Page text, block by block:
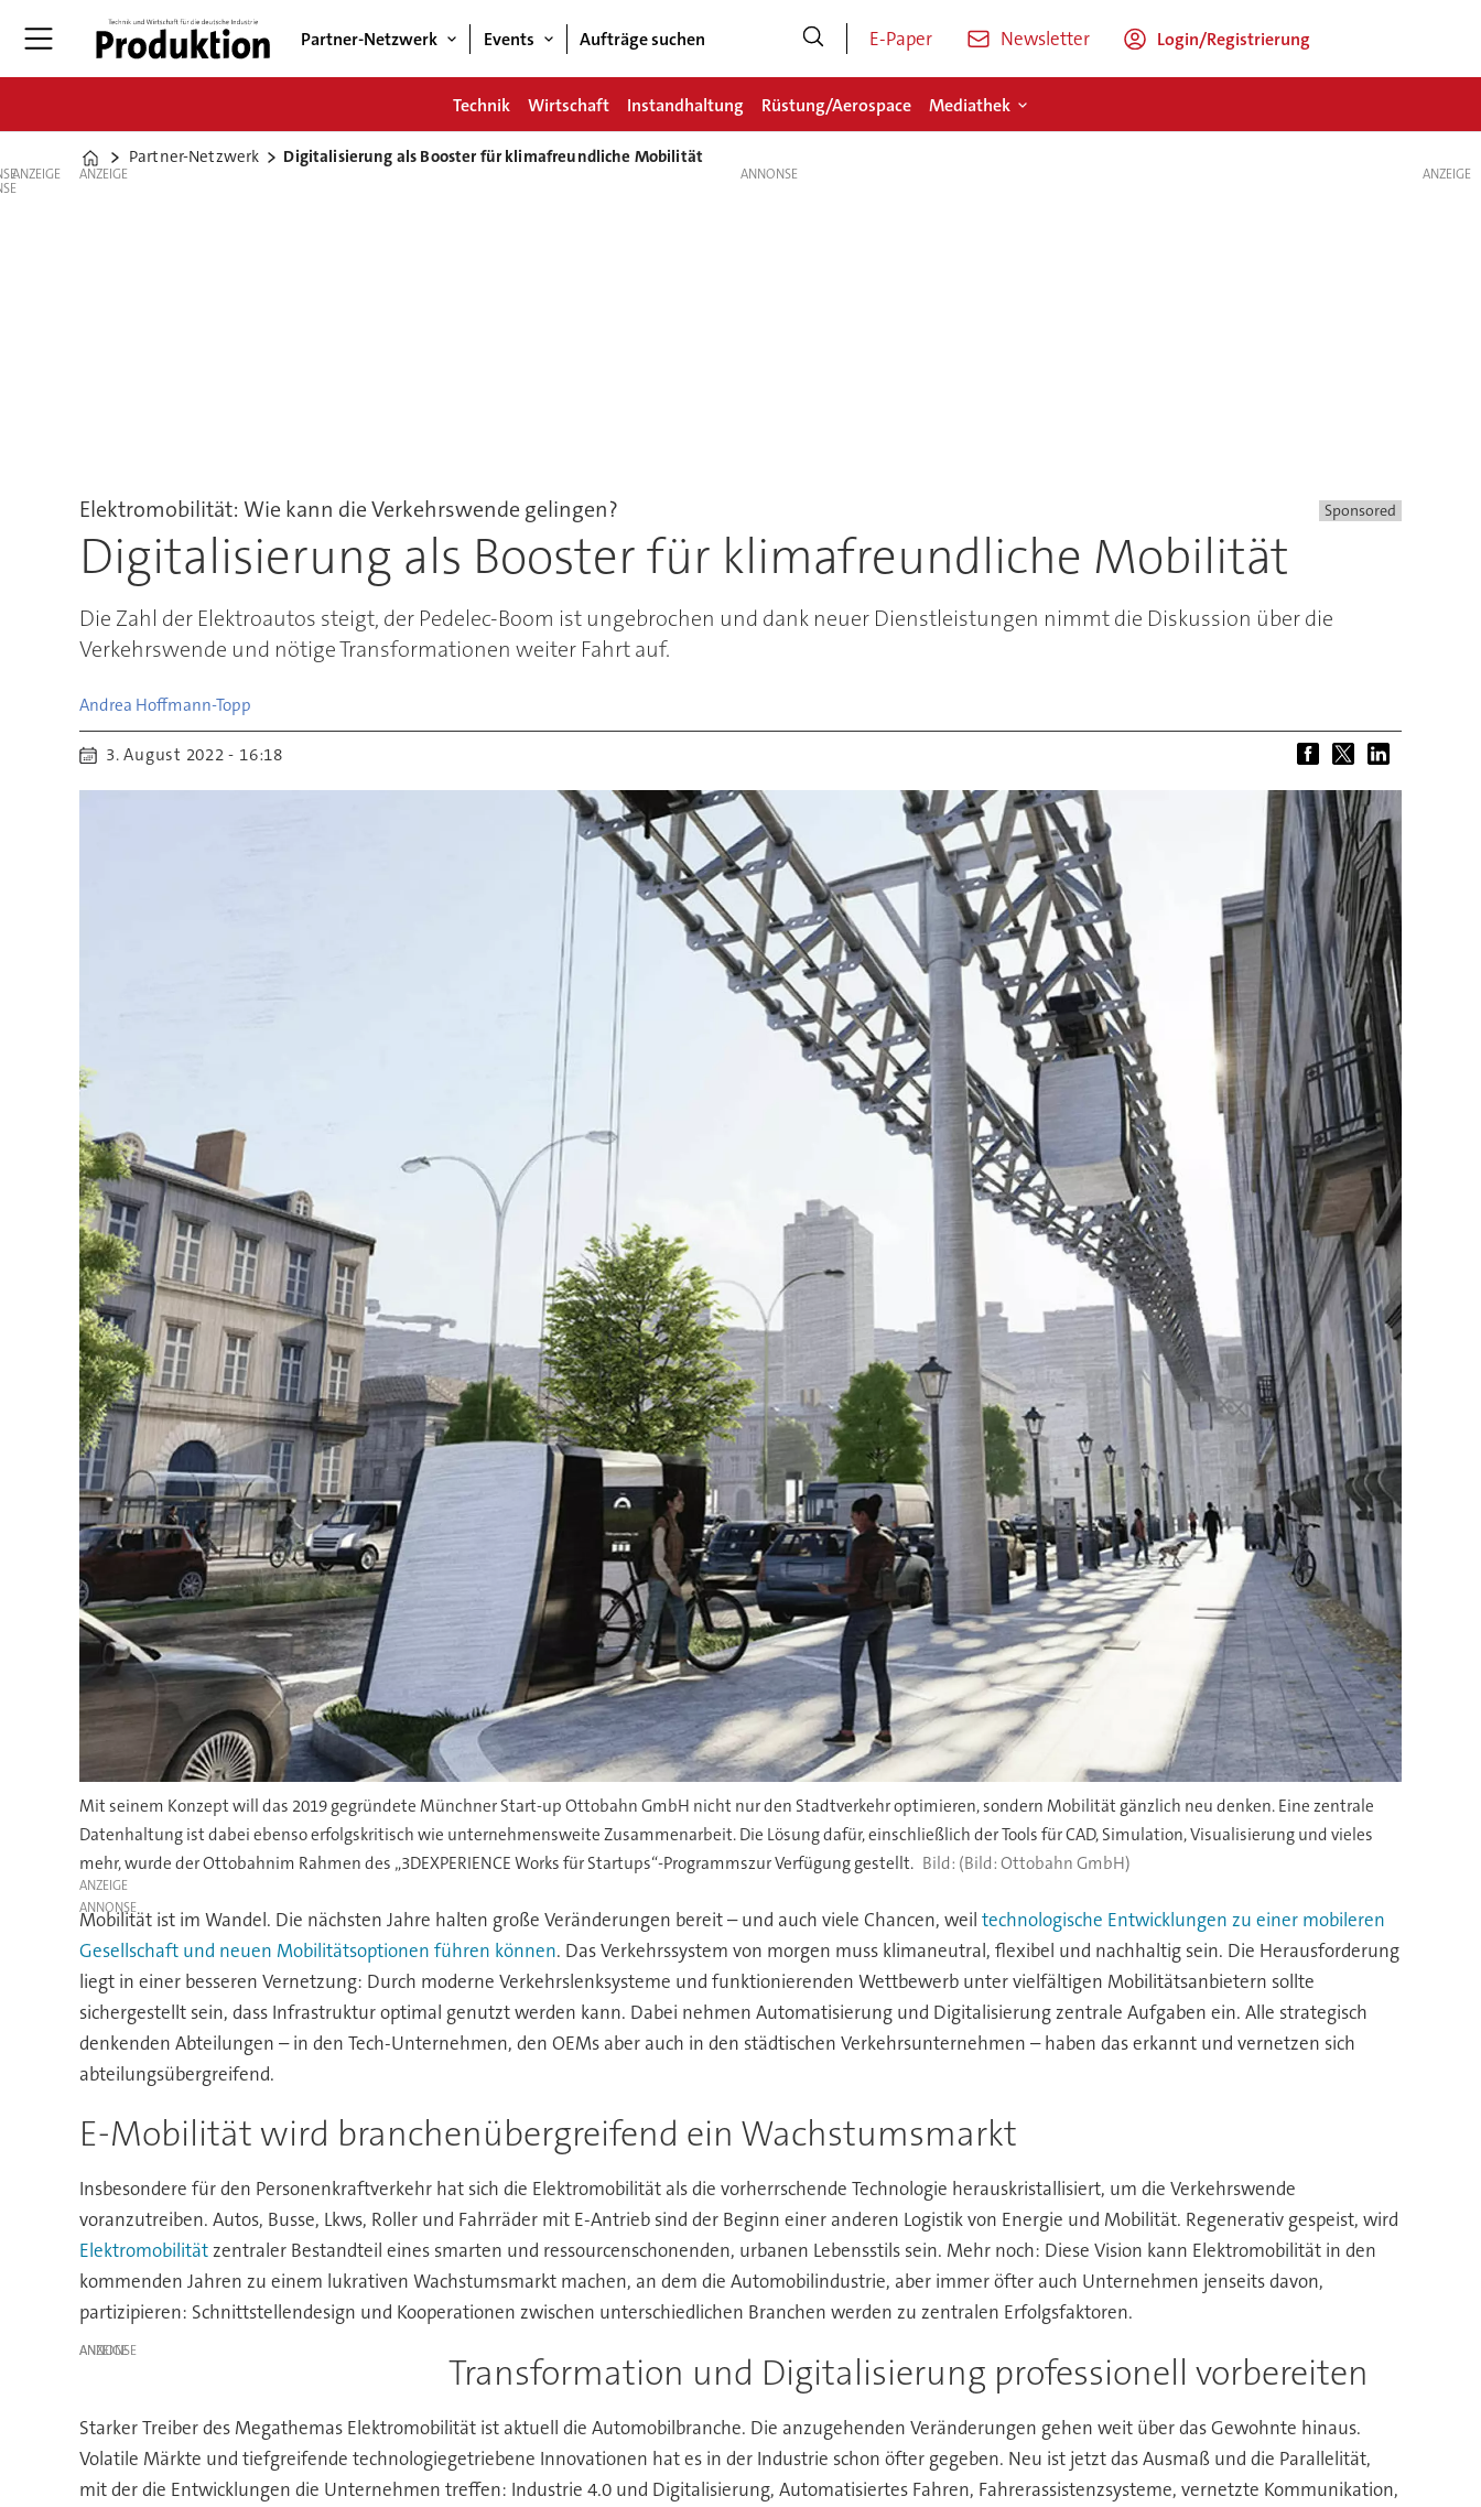
Partner-Netzwerk Events Aufträge suchen E-Paper Newsletter Login/Registrierung
Technik Wirtschaft Instandhaltung Rüstung/Aerospace Mediathek
Home
Partner-Netzwerk Digitalisierung als Booster für klimafreundliche Mobilität
ANZEIGE ANZEIGE
Elektromobilität: Wie kann die Verkehrswende gelingen? Sponsored
Digitalisierung als Booster für klimafreundliche Mobilität
Die Zahl der Elektroautos steigt, der Pedelec-Boom ist ungebrochen und dank neuer Dienstleistungen nimmt die Diskussion über die
Verkehrswende und nötige Transformationen weiter Fahrt auf.
Andrea Hoffmann-Topp
3. August 2022 - 16:18
Mit seinem Konzept will das 2019 gegründete Münchner Start-up Ottobahn GmbH nicht nur den Stadtverkehr optimieren, sondern Mobilität gänzlich neu denken. Eine zentrale
Datenhaltung ist dabei ebenso erfolgskritisch wie unternehmensweite Zusammenarbeit. Die Lösung dafür, einschließlich der Tools für CAD, Simulation, Visualisierung und vieles
mehr, wurde der Ottobahnim Rahmen des „3DEXPERIENCE Works für Startups“-Programmszur Verfügung gestellt.
(Bild: Ottobahn GmbH)
ANZEIGE
Mobilität ist im Wandel. Die nächsten Jahre halten große Veränderungen bereit – und auch viele Chancen, weil technologische Entwicklungen zu einer mobileren
Gesellschaft und neuen Mobilitätsoptionen führen können. Das Verkehrssystem von morgen muss klimaneutral, flexibel und nachhaltig sein. Die Herausforderung
liegt in einer besseren Vernetzung: Durch moderne Verkehrslenksysteme und funktionierenden Wettbewerb unter vielfältigen Mobilitätsanbietern sollte
sichergestellt sein, dass Infrastruktur optimal genutzt werden kann. Dabei nehmen Automatisierung und Digitalisierung zentrale Aufgaben ein. Alle strategisch
denkenden Abteilungen – in den Tech-Unternehmen, den OEMs aber auch in den städtischen Verkehrsunternehmen – haben das erkannt und vernetzen sich
abteilungsübergreifend.
E-Mobilität wird branchenübergreifend ein Wachstumsmarkt
Insbesondere für den Personenkraftverkehr hat sich die Elektromobilität als die vorherrschende Technologie herauskristallisiert, um die Verkehrswende
voranzutreiben. Autos, Busse, Lkws, Roller und Fahrräder mit E-Antrieb sind der Beginn einer anderen Logistik von Energie und Mobilität. Regenerativ gespeist, wird
Elektromobilitätzentraler Bestandteil eines smarten und ressourcenschonenden, urbanen Lebensstils sein. Mehr noch: Diese Vision kann Elektromobilität in den
kommenden Jahren zu einem lukrativen Wachstumsmarkt machen, an dem die Automobilindustrie, aber immer öfter auch Unternehmen jenseits davon,
partizipieren: Schnittstellendesign und Kooperationen zwischen unterschiedlichen Branchen werden zu zentralen Erfolgsfaktoren.
ANZEIGE Transformation und Digitalisierung professionell vorbereiten
Starker Treiber des Megathemas Elektromobilität ist aktuell die Automobilbranche. Die anzugehenden Veränderungen gehen weit über das Gewohnte hinaus.
Volatile Märkte und tiefgreifende technologiegetriebene Innovationen hat es in der Industrie schon öfter gegeben. Neu ist jetzt das Ausmaß und die Parallelität,
mit der die Entwicklungen die Unternehmen treffen: Industrie 4.0 und Digitalisierung, Automatisiertes Fahren, Fahrerassistenzsysteme, vernetzte Kommunikation,
ANZEIGE